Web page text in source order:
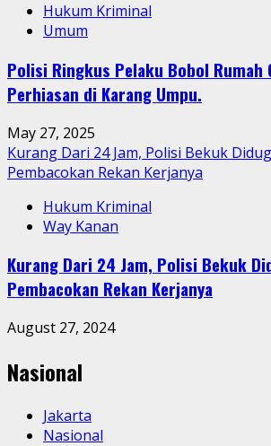
Hukum Kriminal
Umum
Polisi Ringkus Pelaku Bobol Rumah
Perhiasan di Karang Umpu.
May 27, 2025
Kurang Dari 24 Jam, Polisi Bekuk
Pembacokan Rekan Kerjanya
Hukum Kriminal
Way Kanan
Kurang Dari 24 Jam, Polisi Bekuk
Pembacokan Rekan Kerjanya
August 27, 2024
Nasional
Jakarta
Nasional